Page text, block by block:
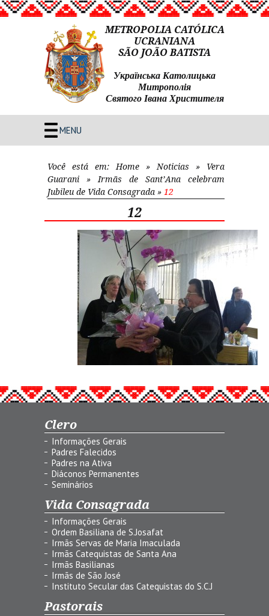
METROPOLIA CATÓLICA
UCRANIANA
SÃO JOÃO BATISTA
Українська Католицька
Митрополія
Святого Івана Христителя
MENU
Você está em: Home » Noticias » Vera
Guarani » Irmãs de Sant’Ana celebram
Jubileu de Vida Consagrada » 12
12
Clero
Informações Gerais
Padres Falecidos
Padres na Ativa
Diáconos Permanentes
Seminários
Vida Consagrada
Informações Gerais
Ordem Basiliana de S.Josafat
Irmãs Servas de Maria Imaculada
Irmãs Catequistas de Santa Ana
Irmãs Basilianas
Irmãs de São José
Instituto Secular das Catequistas do S.C.J
Pastorais